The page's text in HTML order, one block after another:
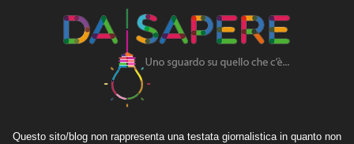
Questo sito/blog non rappresenta una testata giornalistica in quanto non